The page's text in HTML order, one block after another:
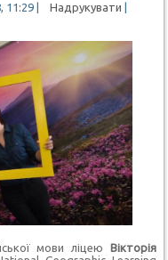
11:29 Надрукувати
мови ліцею Вікторія